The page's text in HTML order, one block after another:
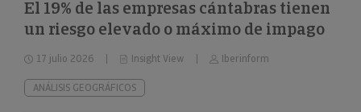
El 19% de las empresas cántabras tienen
un riesgo elevado o máximo de impago
17 julio 2026 Insight View Iberinform
ANÁLISIS GEOGRÁFICOS